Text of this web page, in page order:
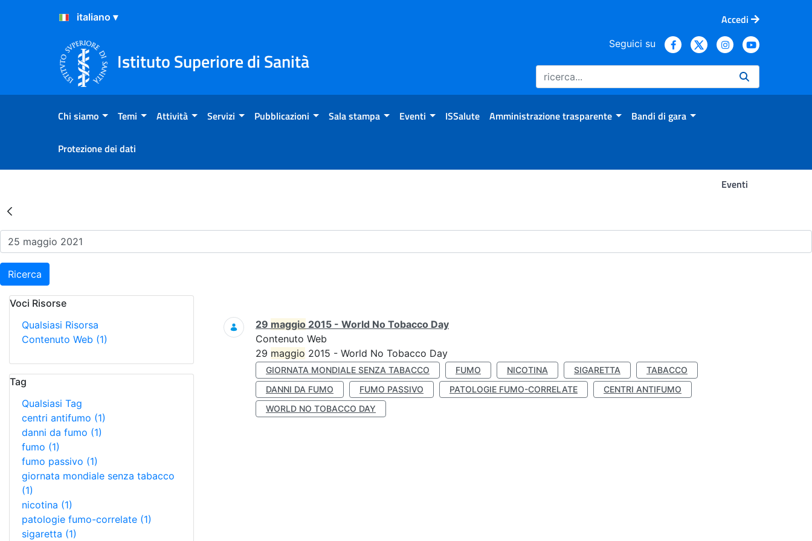
Salta al Contenuto
Salta al Footer
Accedi
Istituto Superiore di Sanità
Seguici su
Chi siamo Temi Attività Servizi Pubblicazioni Sala stampa Eventi ISSalute Amministrazione trasparente Bandi di gara
Protezione dei dati
Eventi
Risultati della Ricerca - Eventi
Ricerca
Voci Risorse
Qualsiasi Risorsa
Contenuto Web (1)
Tag
Qualsiasi Tag
centri antifumo (1)
danni da fumo (1)
fumo (1)
fumo passivo (1)
giornata mondiale senza tabacco
(1)
nicotina (1)
patologie fumo-correlate (1)
sigaretta (1)
Ricerca
29 maggio 2015 - World No Tobacco Day
Contenuto Web
29 maggio 2015 - World No Tobacco Day
GIORNATA MONDIALE SENZA TABACCO FUMO NICOTINA SIGARETTA
TABACCO
DANNI DA FUMO
FUMO PASSIVO PATOLOGIE FUMO-CORRELATE
CENTRI ANTIFUMO
WORLD NO TOBACCO DAY